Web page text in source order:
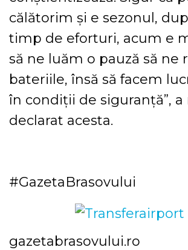
călătorim şi e sezonul,
timp de eforturi, acum e
să ne luăm o pauză să ne
bateriile, însă să facem
în condiţii de siguranţă”, a
declarat acesta.
#GazetaBrasovului
gazetabrasovului.ro